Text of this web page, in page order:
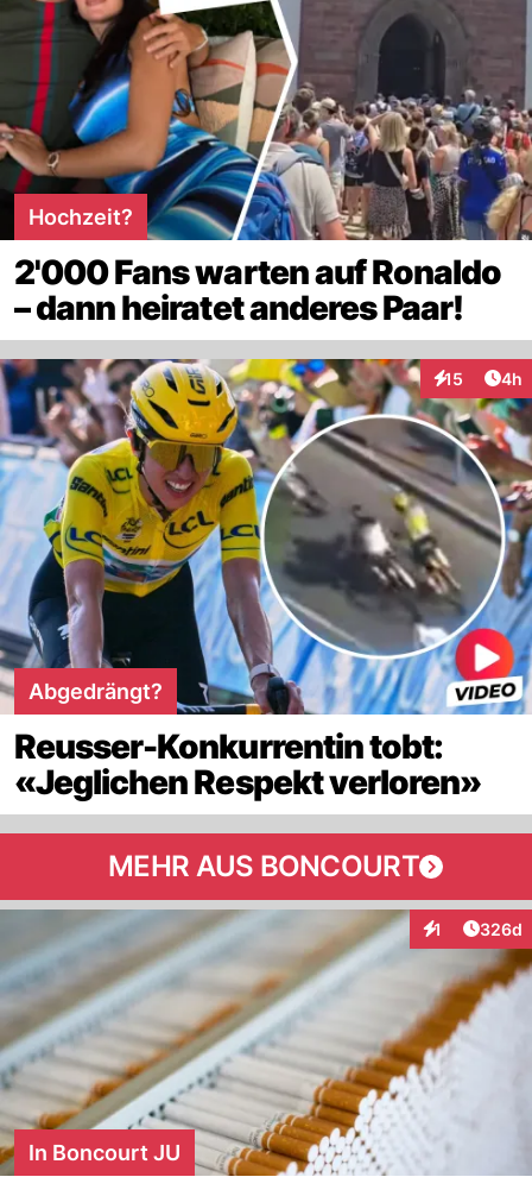
Hochzeit?
2'000 Fans warten auf Ronaldo
– dann heiratet anderes Paar!
15
Interaktionen
4h
Abgedrängt?
Reusser-Konkurrentin tobt:
«Jeglichen Respekt verloren»
MEHR AUS BONCOURT
1
Interaktionen
326d
In Boncourt JU